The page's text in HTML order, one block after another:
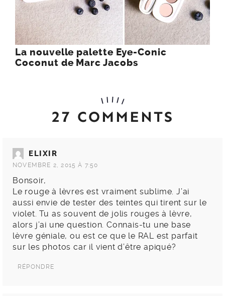
La nouvelle palette Eye-Conic
Coconut de Marc Jacobs
27 COMMENTS
ELIXIR
NOVEMBRE 2, 2015 À 7:50
Bonsoir,
Le rouge à lèvres est vraiment sublime. J’ai
aussi envie de tester des teintes qui tirent sur le
violet. Tu as souvent de jolis rouges à lèvre,
alors j’ai une question. Connais-tu une base
lèvre géniale, ou est ce que le RAL est parfait
sur les photos car il vient d’être apiqué?
RÉPONDRE